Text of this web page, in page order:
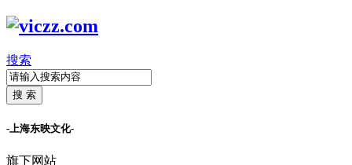
搜索
搜 索
-上海东映文化-
旗下网站